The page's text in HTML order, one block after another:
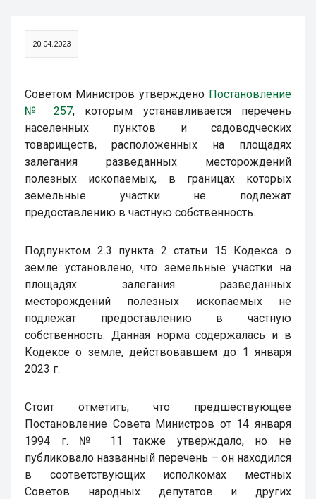
20.04.2023
Советом Министров утверждено Постановление
№ 257, которым устанавливается перечень
населенных пунктов и садоводческих
товариществ, расположенных на площадях
залегания разведанных месторождений
полезных ископаемых, в границах которых
земельные участки не подлежат
предоставлению в частную собственность.
Подпунктом 2.3 пункта 2 статьи 15 Кодекса о
земле установлено, что земельные участки на
площадях залегания разведанных
месторождений полезных ископаемых не
подлежат предоставлению в частную
собственность. Данная норма содержалась и в
Кодексе о земле, действовавшем до 1 января
2023 г.
Стоит отметить, что предшествующее
Постановление Совета Министров от 14 января
1994 г. № 11 также утверждало, но не
публиковало названный перечень – он находился
в соответствующих исполкомах местных
Советов народных депутатов и других